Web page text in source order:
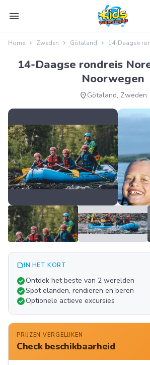
menu
Home Zweden Götaland 14-Daagse
14-Daagse rondreis
Noorwegen
location_onGötaland, Zweden
summarizeIN HET KORT
check_circleOntdek het beste van 2 werelden
check_circleSpot elanden, rendieren en beren
check_circleOptionele actieve excursies
PRIJZEN VERGELIJKEN
Check beschikbaarheid